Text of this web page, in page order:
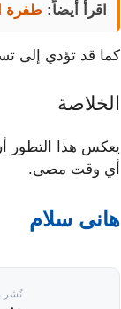
اقرأ أيضاً: طفرة
كما قد تؤدي إلى
الخلاصة
يعكس هذا التطور
أي وقت مضى.
هانى سلام
نُشر